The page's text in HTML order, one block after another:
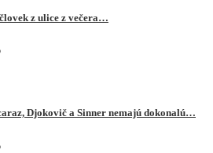
z ulice z večera…
Djokovič a Sinner nemajú dokonalú…